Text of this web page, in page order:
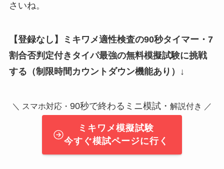
さいね。
【登録なし】ミキワメ適性検査の90秒タイマー・7
割合否判定付きタイパ最強の無料模擬試験に挑戦
する（制限時間カウントダウン機能あり）↓
＼ スマホ対応・ 90秒で終わるミニ模試・ 解説付き ／
ミキワメ模擬試験
今すぐ模試ページに行く